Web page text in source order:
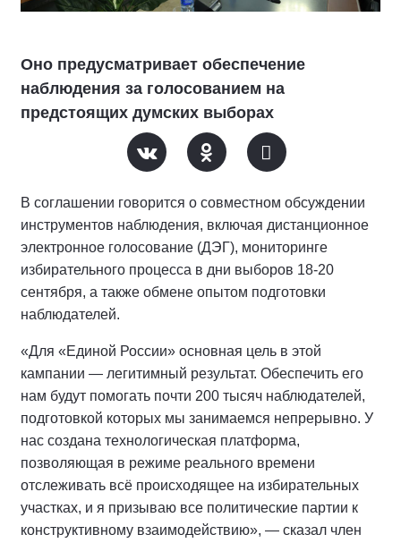
Оно предусматривает обеспечение
наблюдения за голосованием на
предстоящих думских выборах
В соглашении говорится о совместном обсуждении
инструментов наблюдения, включая дистанционное
электронное голосование (ДЭГ), мониторинге
избирательного процесса в дни выборов 18-20
сентября, а также обмене опытом подготовки
наблюдателей.
«Для «Единой России» основная цель в этой
кампании — легитимный результат. Обеспечить его
нам будут помогать почти 200 тысяч наблюдателей,
подготовкой которых мы занимаемся непрерывно. У
нас создана технологическая платформа,
позволяющая в режиме реального времени
отслеживать всё происходящее на избирательных
участках, и я призываю все политические партии к
конструктивному взаимодействию», — сказал член